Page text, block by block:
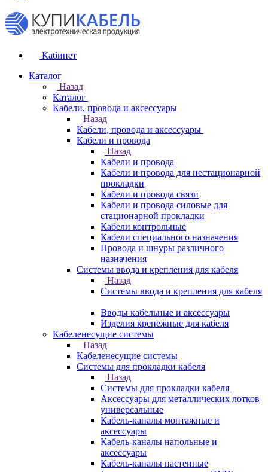
Кабинет
Каталог
Назад
Каталог
Кабели, провода и аксессуары
Назад
Кабели, провода и аксессуары
Кабели и провода
Назад
Кабели и провода
Кабели и провода для нестационарной
прокладки
Кабели и провода связи
Кабели и провода силовые для
стационарной прокладки
Кабели контрольные
Кабели специального назначения
Провода и шнуры различного
назначения
Системы ввода и крепления для кабеля
Назад
Системы ввода и крепления для кабеля
Вводы кабельные и аксессуары
Изделия крепежные для кабеля
Кабеленесущие системы
Назад
Кабеленесущие системы
Системы для прокладки кабеля
Назад
Системы для прокладки кабеля
Аксессуары для металлических лотков
универсальные
Кабель-каналы монтажные и
аксессуары
Кабель-каналы напольные и
аксессуары
Кабель-каналы настенные